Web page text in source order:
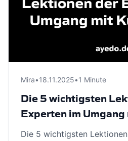
Mira•18.11.2025•1 Minute
Die 5 wichtigsten
Experten im
Die 5 wichtigsten